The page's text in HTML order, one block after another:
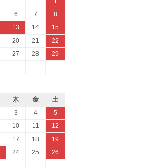
6 7
8
13 14
15
20 21
22
27 28
29
木 金
土
3 4
5
10 11
12
17 18
19
24 25
26